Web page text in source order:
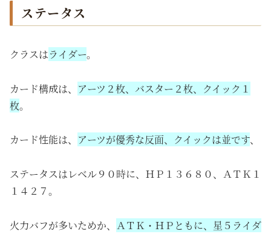
ステータス
クラスはライダー。
カード構成は、 アーツ２枚、バスター２枚、クイック１
枚。
カード性能は、 アーツが優秀な反面、クイックは並です、
ステータスはレベル９０時に、ＨＰ１３６８０、ＡＴＫ１
１４２７。
火力バフが多いためか、 ＡＴＫ・ＨＰともに、星５ライダ